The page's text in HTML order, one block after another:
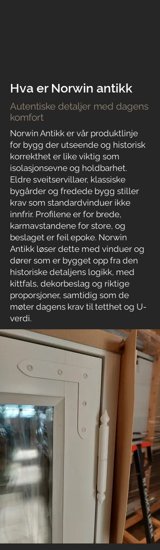
Hva er Norwin antikk
Autentiske detaljer med dagens
komfort
Norwin Antikk er vår produktlinje
for bygg der utseende og historisk
korrekthet er like viktig som
isolasjonsevne og holdbarhet.
Eldre sveitservillaer, klassiske
bygårder og fredede bygg stiller
krav som standardvinduer ikke
innfrir. Profilene er for brede,
karmavstandene for store, og
beslaget er feil epoke. Norwin
Antikk løser dette med vinduer og
dører som er bygget opp fra den
historiske detaljens logikk, med
kittfals, dekorbeslag og riktige
proporsjoner, samtidig som de
møter dagens krav til tetthet og U-
verdi.